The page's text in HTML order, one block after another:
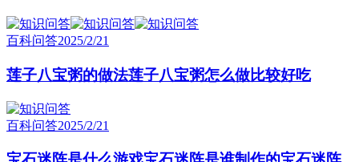
百科问答2025/2/21
莲子八宝粥的做法莲子八宝粥怎么做比较好吃
百科问答2025/2/21